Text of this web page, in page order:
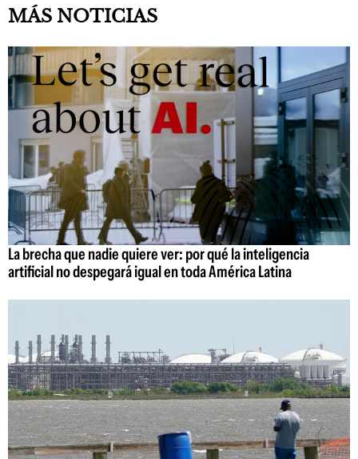
MÁS NOTICIAS
La brecha que nadie quiere ver: por qué la inteligencia
artificial no despegará igual en toda América Latina